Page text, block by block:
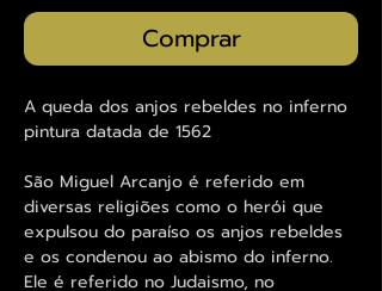
Comprar
A queda dos anjos rebeldes no inferno
pintura datada de 1562
São Miguel Arcanjo é referido em
diversas religiões como o herói que
expulsou do paraíso os anjos rebeldes
e os condenou ao abismo do inferno.
Ele é referido no Judaismo, no